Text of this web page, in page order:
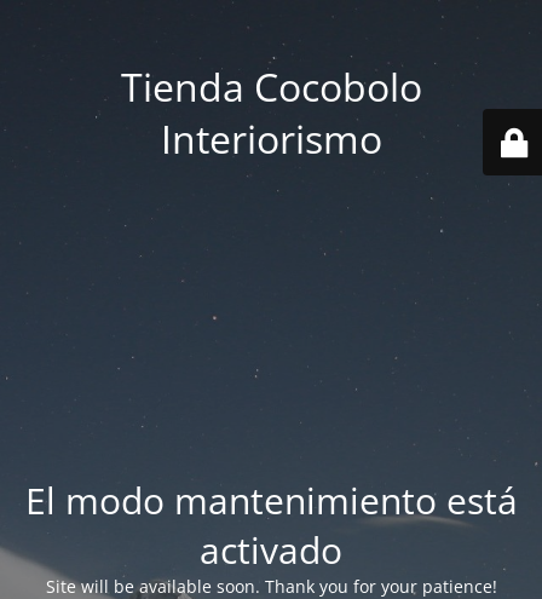
Tienda Cocobolo
Interiorismo
El modo mantenimiento está
activado
Site will be available soon. Thank you for your patience!